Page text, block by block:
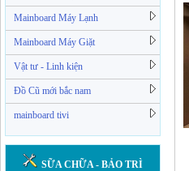
Mainboard Máy Lạnh
Mainboard Máy Giặt
Vật tư - Linh kiện
Đồ Cũ mới bắc nam
mainboard tivi
SỮA CHỮA - BẢO TRÌ